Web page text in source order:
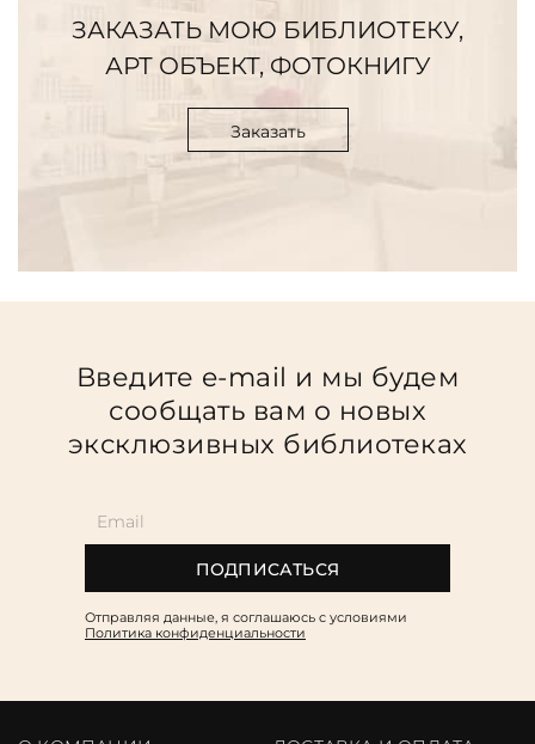
ЗАКАЗАТЬ МОЮ БИБЛИОТЕКУ,
АРТ ОБЪЕКТ, ФОТОКНИГУ
Заказать
Введите e-mail и мы будем
сообщать вам о новых
эксклюзивных библиотеках
ПОДПИСАТЬСЯ
Отправляя данные, я соглашаюсь c условиями
Политика конфиденциальности